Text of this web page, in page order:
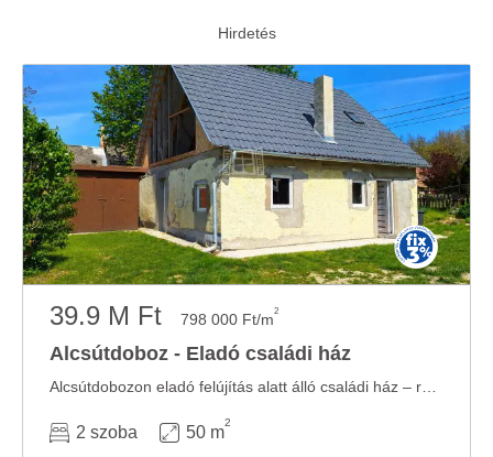
39.9 M Ft 798 000 Ft/m2
Alcsútdoboz - Eladó családi ház
2 szoba 50 m
2